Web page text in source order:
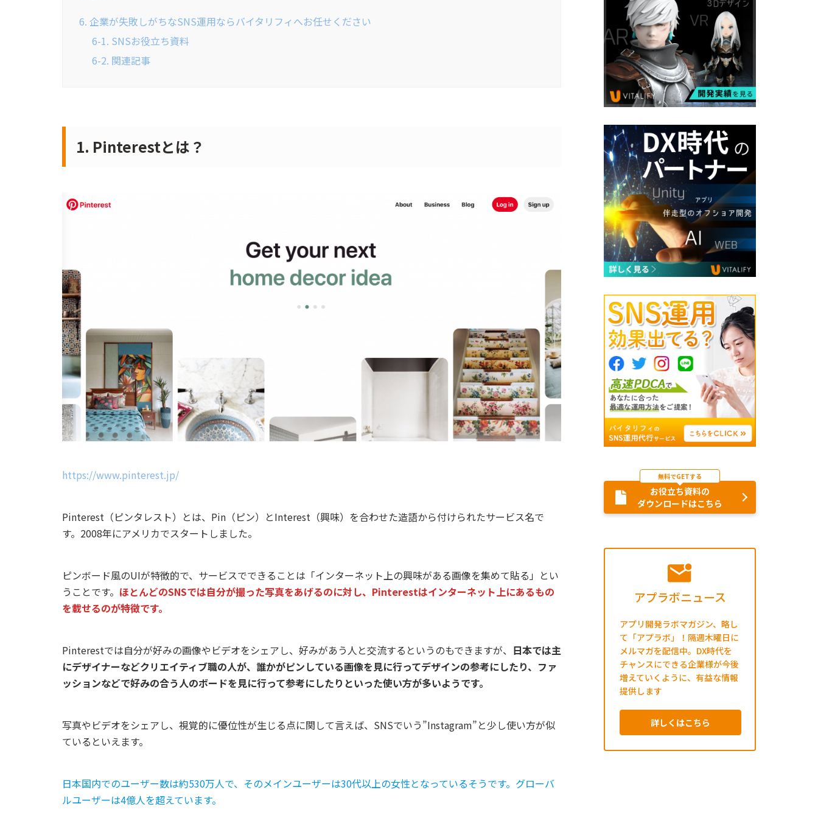
6. 企業が失敗しがちなSNS運用ならバイタリフィへお任せください
6-1. SNSお役立ち資料
6-2. 関連記事
1. Pinterestとは？
https://www.pinterest.jp/
Pinterest（ピンタレスト）とは、Pin（ピン）とInterest（興味）を合わせた造語から付けられたサービス名で
す。2008年にアメリカでスタートしました。
ピンボード風のUIが特徴的で、サービスでできることは「インターネット上の興味がある画像を集めて貼る」とい
うことです。 ほとんどのSNSでは自分が撮った写真をあげるのに対し、Pinterestはインターネット上にあるもの
を載せるのが特徴です。
Pinterestでは自分が好みの画像やビデオをシェアし、好みがあう人と交流するというのもできますが、 日本では主
にデザイナーなどクリエイティブ職の人が、誰かがピンしている画像を見に行ってデザインの参考にしたり、ファ
ッションなどで好みの合う人のボードを見に行って参考にしたりといった使い方が多いようです。
写真やビデオをシェアし、視覚的に優位性が生じる点に関して言えば、SNSでいう”Instagram”と少し使い方が似
ているといえます。
日本国内でのユーザー数は約530万人で、そのメインユーザーは30代以上の女性となっているそうです。グローバ
ルユーザーは4億人を超えています。
お役立ち資料の
ダウンロードはこちら
無料でGETする
アプラボニュース
アプリ開発ラボマガジン、略し
て「アプラボ」！隔週木曜日に
メルマガを配信中。DX時代を
チャンスにできる企業様が今後
増えていくように、有益な情報
提供します
詳しくはこちら